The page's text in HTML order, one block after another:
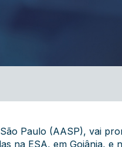
Paulo (AASP), vai
na ESA, em Goiânia, e